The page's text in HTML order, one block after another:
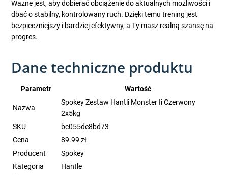
Ważne jest, aby dobierać obciążenie do aktualnych możliwości i
dbać o stabilny, kontrolowany ruch. Dzięki temu trening jest
bezpieczniejszy i bardziej efektywny, a Ty masz realną szansę na
progres.
Dane techniczne produktu
Parametr Wartość
Nazwa
Spokey Zestaw Hantli Monster Ii Czerwony
2x5kg
SKU
bc055de8bd73
Cena
89.99 zł
Producent
Spokey
Kategoria
Hantle